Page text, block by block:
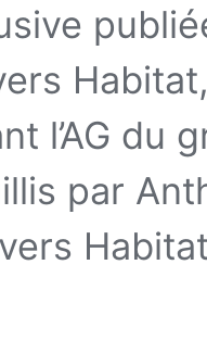
l’AG du
par